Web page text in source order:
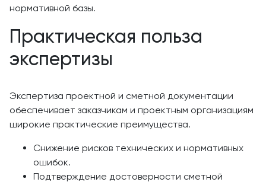
нормативной базы.
Практическая польза
экспертизы
Экспертиза проектной и сметной документации
обеспечивает заказчикам и проектным организациям
широкие практические преимущества.
Снижение рисков технических и нормативных
ошибок.
Подтверждение достоверности сметной